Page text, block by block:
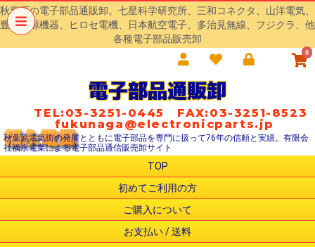
秋葉原の電子部品通販卸。七星科学研究所、三和コネクタ、山洋電気、
豊澄電源機器、ヒロセ電機、日本航空電子、多治見無線、フジクラ、他
各種電子部品販売卸
0
電子部品通販卸
TEL:03-3251-0445 FAX:03-3251-8523
fukunaga@electronicparts.jp
秋葉原電気街の発展とともに電子部品を専門に扱って76年の信頼と実績。有限会
社福永電業による電子部品通信販売卸サイト
TOP
初めてご利用の方
ご購入について
お支払い / 送料